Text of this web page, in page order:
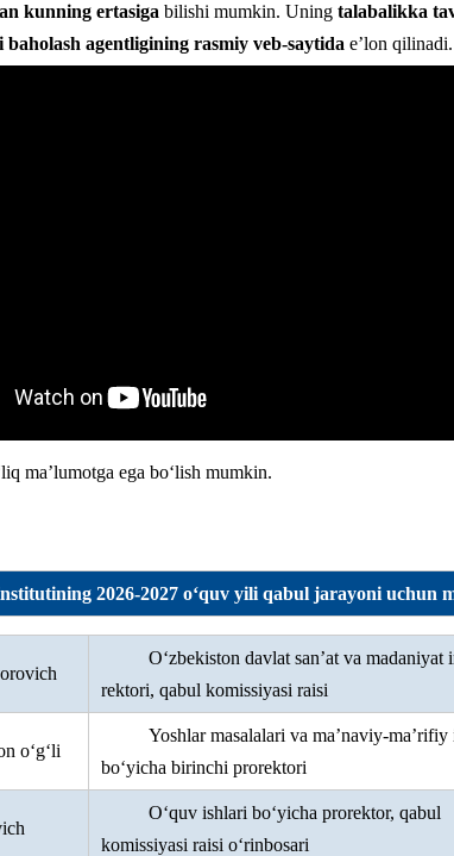
kunning ertasiga bilishi mumkin. Uning talabalikka
agentligining rasmiy veb-saytida eʼlon qilinadi.
ma’lumotga ega bo‘lish mumkin.
2026-2027 о‘quv yili qabul jarayoni uchun
O‘zbekiston davlat san’at va madaniyat
rektori, qabul komissiyasi raisi
o‘g‘li
Yoshlar masalalari va ma’naviy-ma’rifiy
bo‘yicha birinchi prorektori
O‘quv ishlari bo‘yicha prorektor, qabul
komissiyasi raisi o‘rinbosari